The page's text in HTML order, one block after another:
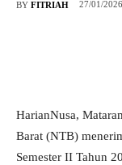
BY FITRIAH 27/01/2026
HarianNusa,
Barat (NTB)
Semester II Tahun